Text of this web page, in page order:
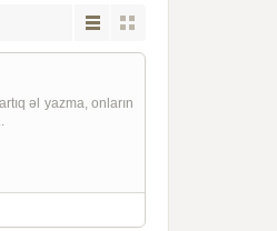
əl yazma, onların